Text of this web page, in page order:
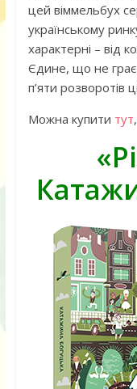
цей віммельбух
українському
характерні – від
Єдине, що не грає
п’яти розворотів
Можна купити тут,